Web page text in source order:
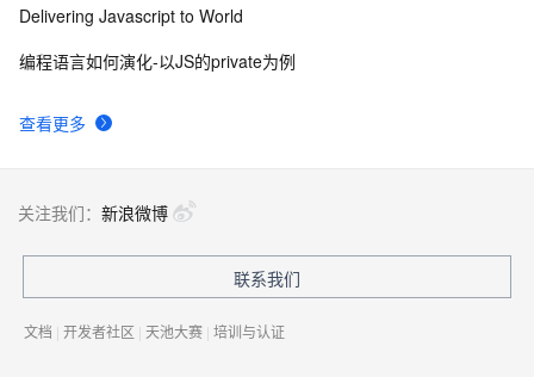
查看更多
Delivering Javascript to World
编程语言如何演化-以JS的private为例
关注我们： 新浪微博
联系我们
文档 | 开发者社区 | 天池大赛 | 培训与认证